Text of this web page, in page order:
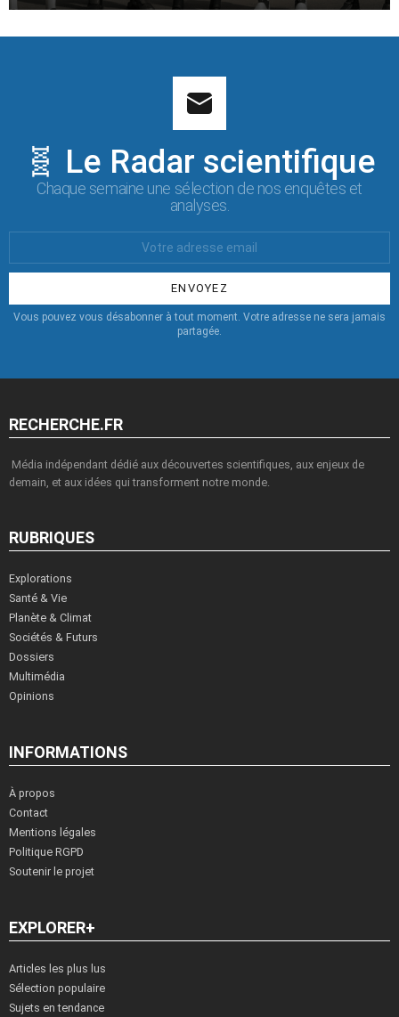
🧬 Le Radar scientifique
Chaque semaine une sélection de nos enquêtes et
analyses.
:
Vous pouvez vous désabonner à tout moment. Votre adresse ne sera jamais
partagée.
RECHERCHE.FR
Média indépendant dédié aux découvertes scientifiques, aux enjeux de
demain, et aux idées qui transforment notre monde.
RUBRIQUES
Explorations
Santé & Vie
Planète & Climat
Sociétés & Futurs
Dossiers
Multimédia
Opinions
INFORMATIONS
À propos
Contact
Mentions légales
Politique RGPD
Soutenir le projet
EXPLORER+
Articles les plus lus
Sélection populaire
Sujets en tendance